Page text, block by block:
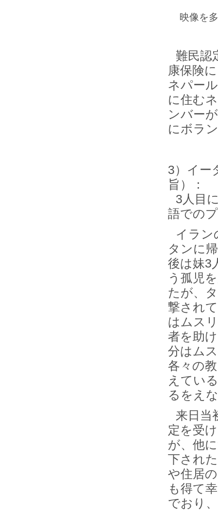
映像を
難民認
康保険
ネパー
に住む
ンバー
にボラ
3）イー
旨）：
3人目
語での
イラン
タンに
後は妹3
う孤児
たが、
撃され
はムス
者を助
分はム
各々の
えてい
るをえ
来日当
定を受
が、他
下され
や住居
も得て
でおり